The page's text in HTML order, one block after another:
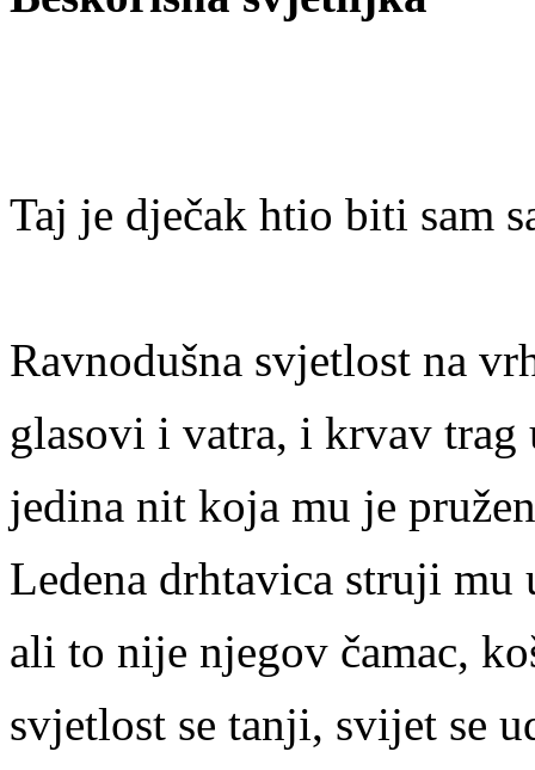
Taj je dječak htio biti sam
Ravnodušna svjetlost na
glasovi i vatra, i krvav trag
jedina nit koja mu je
Ledena drhtavica struji mu
ali to nije njegov čamac,
svjetlost se tanji, svijet se